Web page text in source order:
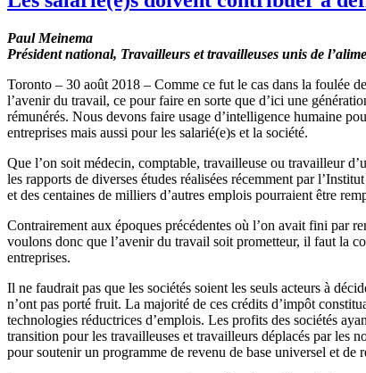
Paul Meinema
Président national, Travailleurs et travailleuses unis de
Toronto – 30 août 2018 – Comme ce fut le cas dans la foulée
l’avenir du travail, ce pour faire en sorte que d’ici une
rémunérés. Nous devons faire usage d’intelligence humaine
entreprises mais aussi pour les salarié(e)s et la société.
Que l’on soit médecin, comptable, travailleuse ou travailleur
les rapports de diverses études réalisées récemment par
et des centaines de milliers d’autres emplois pourraient être
Contrairement aux époques précédentes où l’on avait fini par
voulons donc que l’avenir du travail soit prometteur, il faut la
entreprises.
Il ne faudrait pas que les sociétés soient les seuls acteurs à
n’ont pas porté fruit. La majorité de ces crédits d’impôt
technologies réductrices d’emplois. Les profits des sociétés
transition pour les travailleuses et travailleurs déplacés par les
pour soutenir un programme de revenu de base universel et de